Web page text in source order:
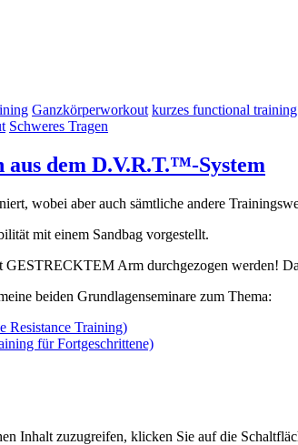
Ganzkörperworkout kurzes functional
Schweres Tragen
dem D.V.R.T.™-System
wobei aber auch sämtliche andere
mit einem Sandbag vorgestellt.
Arm durchgezogen werden!
beiden Grundlagenseminare zum Thema:
Resistance Training)
für Fortgeschrittene)
Inhalt zuzugreifen, klicken Sie auf die